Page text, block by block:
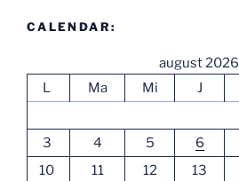
CALENDAR:
august 2026
L
Ma Mi J
3
4 5 6
10
11 12 13